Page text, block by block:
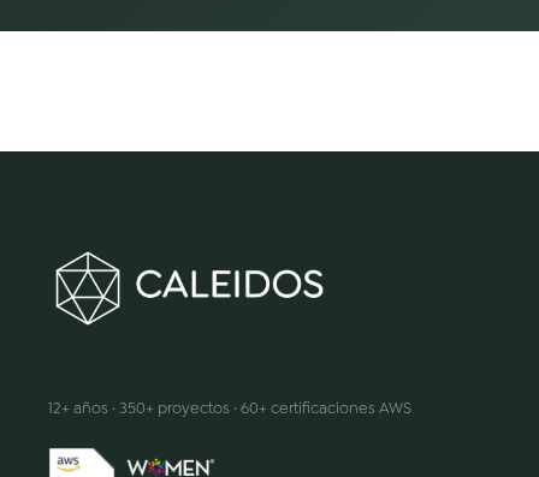
12+ años · 350+ proyectos · 60+ certificaciones AWS